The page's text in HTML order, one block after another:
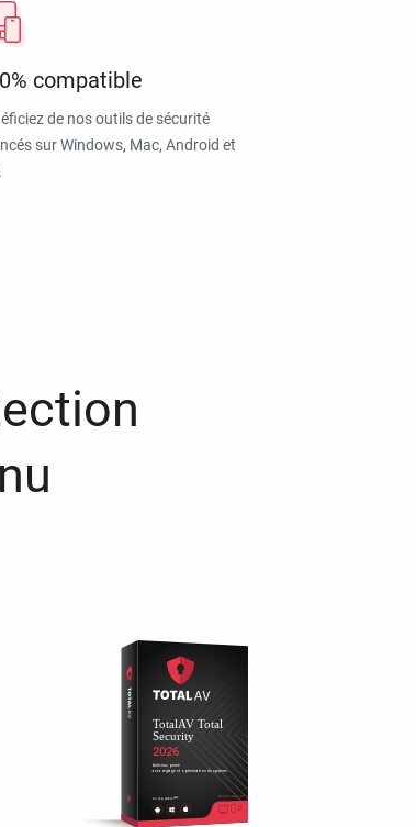
compatible
de nos outils de sécurité
sur Windows, Mac, Android et